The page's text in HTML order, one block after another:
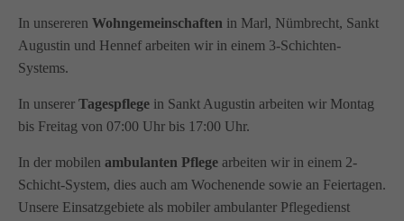
In unsereren Wohngemeinschaften in Marl, Nümbrecht, Sankt
Augustin und Hennef arbeiten wir in einem 3-Schichten-
Systems.
In unserer Tagespflege in Sankt Augustin arbeiten wir Montag
bis Freitag von 07:00 Uhr bis 17:00 Uhr.
In der mobilen ambulanten Pflege arbeiten wir in einem 2-
Schicht-System, dies auch am Wochenende sowie an Feiertagen.
Unsere Einsatzgebiete als mobiler ambulanter Pflegedienst